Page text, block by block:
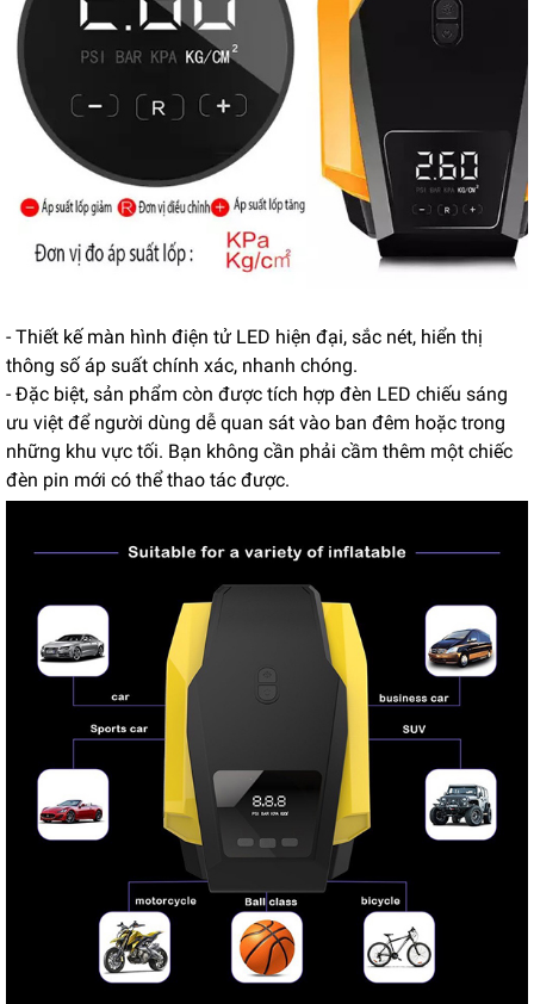
- Thiết kế màn hình điện tử LED hiện đại, sắc nét, hiển thị
thông số áp suất chính xác, nhanh chóng.
- Đặc biệt, sản phẩm còn được tích hợp đèn LED chiếu sáng
ưu việt để người dùng dễ quan sát vào ban đêm hoặc trong
những khu vực tối. Bạn không cần phải cầm thêm một chiếc
đèn pin mới có thể thao tác được.